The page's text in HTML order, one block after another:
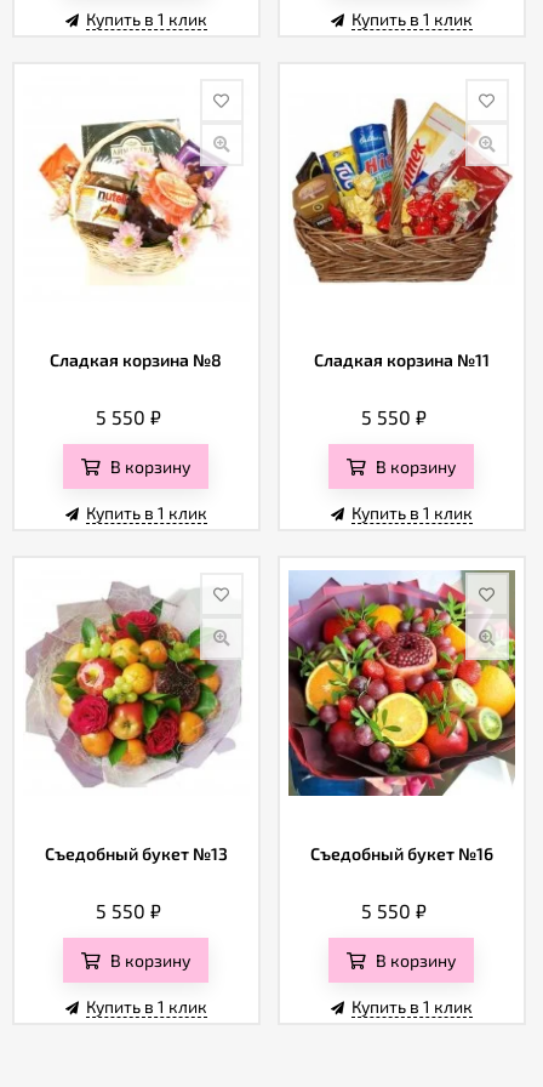
Купить в 1 клик Купить в 1 клик
Сладкая корзина №8
5 550₽
В корзину
Купить в 1 клик
Сладкая корзина №11
5 550₽
В корзину
Купить в 1 клик
Съедобный букет №13
5 550₽
В корзину
Купить в 1 клик
Съедобный букет №16
5 550₽
В корзину
Купить в 1 клик